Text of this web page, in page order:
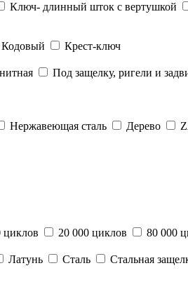
Ключ- длинный шток с вертушкой
Кодовый
Крест-ключ
Под защелку, ригели и
Нержавеющая сталь Дерево
циклов 20 000 циклов 80 000
Латунь Сталь Стальная